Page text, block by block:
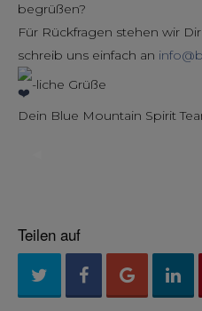
begrüßen?
Für Rückfragen stehen wir
schreib uns einfach an
-liche Grüße
Dein Blue Mountain Spirit
Teilen auf